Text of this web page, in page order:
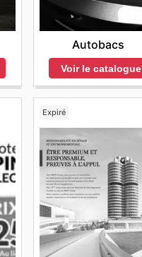
Autobacs
Voir le catalogue
Expiré